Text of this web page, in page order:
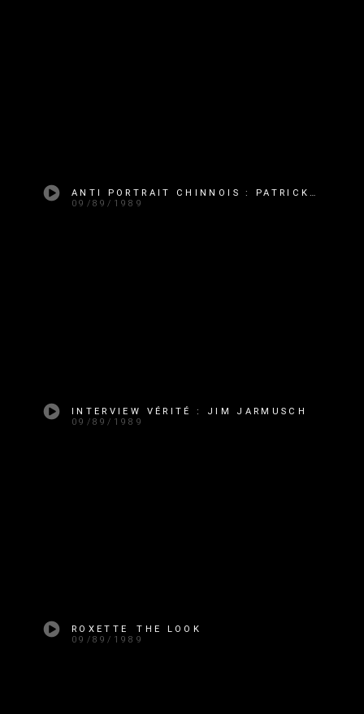
ANTI PORTRAIT CHINNOIS : PATRICK BESSON
09/89/1989
INTERVIEW VÉRITÉ : JIM JARMUSCH
09/89/1989
ROXETTE THE LOOK
09/89/1989